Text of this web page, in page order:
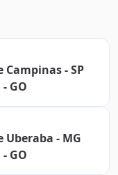
Campinas - SP
GO
Uberaba - MG
GO